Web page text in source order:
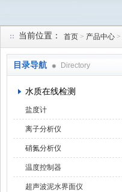
当前位置： 首页 > 产品中心 >
目录导航 Directory
水质在线检测
盐度计
离子分析仪
硝氮分析仪
温度控制器
超声波泥水界面仪